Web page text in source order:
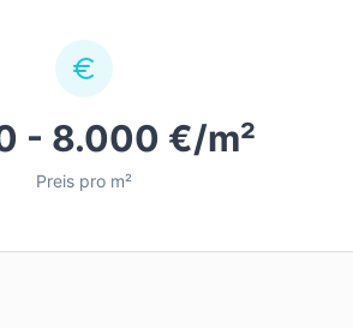
- 8.000 €/m²
Preis pro m²